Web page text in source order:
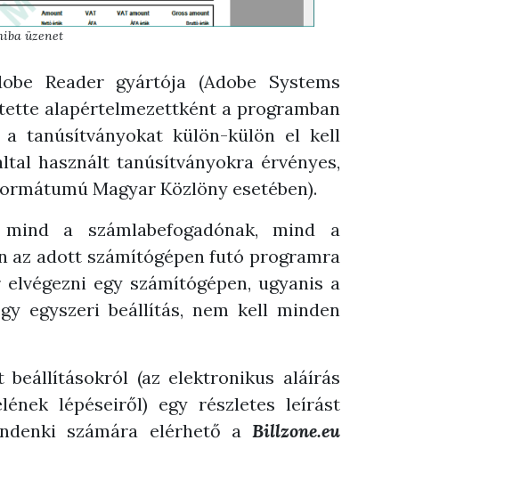
üzenet
Reader gyártója (Adobe Systems
alapértelmezettként a programban
a tanúsítványokat külön-külön el kell
használt tanúsítványokra érvényes,
Magyar Közlöny esetében).
a számlabefogadónak, mind a
az adott számítógépen futó programra
egy számítógépen, ugyanis a
egyszeri beállítás, nem kell minden
beállításokról (az elektronikus aláírás
lépéseiről) egy részletes leírást
számára elérhető a Billzone.eu